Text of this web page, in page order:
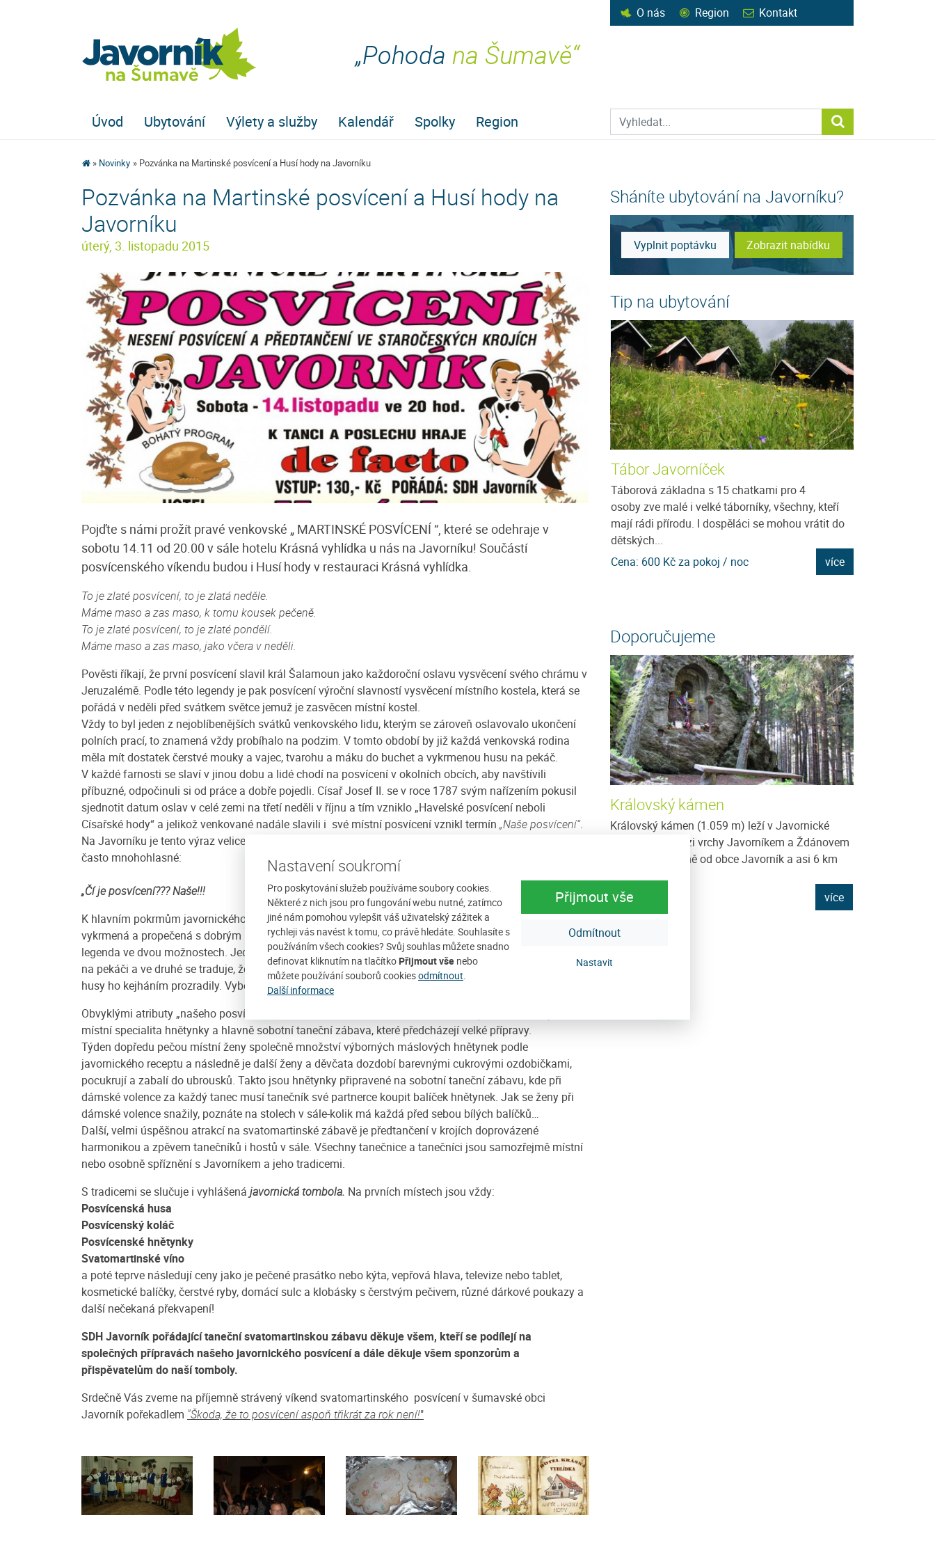
Nastavení soukromí
Pro poskytování služeb používáme soubory cookies.
Některé z nich jsou pro fungování webu nutné, zatímco
jiné nám pomohou vylepšit váš uživatelský zážitek a
rychleji vás navést k tomu, co právě hledáte. Souhlasíte s
používáním všech cookies? Svůj souhlas můžete snadno
definovat kliknutím na tlačítko Přijmout vše nebo
můžete používání souborů cookiesodmítnout
Další informace
Přijmout vše
Odmítnout
Nastavit
O nás Region Kontakt
„Pohoda na Šumavě“
Prohledat web
Úvod Ubytování Výlety a služby Kalendář Spolky Region
Novinky Pozvánka na Martinské posvícení a Husí hody na Javorníku
Pozvánka na Martinské posvícení a Husí hody na
Javorníku
úterý, 3. listopadu 2015
Pojďte s námi prožít pravé venkovské „ MARTINSKÉ POSVÍCENÍ “, které se odehraje v
sobotu 14.11 od 20.00 v sále hotelu Krásná vyhlídka u nás na Javorníku! Součástí
posvícenského víkendu budou i Husí hody v restauraci Krásná vyhlídka.
To je zlaté posvícení, to je zlatá neděle.
Máme maso a zas maso, k tomu kousek pečeně.
To je zlaté posvícení, to je zlaté pondělí.
Máme maso a zas maso, jako včera v neděli.
Pověsti říkají, že první posvícení slavil král Šalamoun jako každoroční oslavu vysvěcení svého chrámu v
Jeruzalémě. Podle této legendy je pak posvícení výroční slavností vysvěcení místního kostela, která se
pořádá v neděli před svátkem světce jemuž je zasvěcen místní kostel.
Vždy to byl jeden z nejoblíbenějších svátků venkovského lidu, kterým se zároveň oslavovalo ukončení
polních prací, to znamená vždy probíhalo na podzim. V tomto období by již každá venkovská rodina
měla mít dostatek čerstvé mouky a vajec, tvarohu a máku do buchet a vykrmenou husu na pekáč.
V každé farnosti se slaví v jinou dobu a lidé chodí na posvícení v okolních obcích, aby navštívili
příbuzné, odpočinuli si od práce a dobře pojedli. Císař Josef II. se v roce 1787 svým nařízením pokusil
sjednotit datum oslav v celé zemi na třetí neděli v říjnu a tím vzniklo „Havelské posvícení neboli
Císařské hody“ a jelikož venkované nadále slavili i své místní posvícení vznikl termín „Naše posvícení“.
Na Javorníku je tento výraz velice zakořeněný, při přípravách i v průběhu oslav můžete slyšet velice
často mnohohlasné:
„Čí je posvícení??? Naše!!!
K hlavním pokrmům javornického posvícení patří„Svatomartinská husa“, která musí být dobře
vykrmená a propečená s dobrým knedlíkem a se zelím. Spojitost mezi sv. Martinem a husou vysvětluje
legenda ve dvou možnostech. Jedna říká, že kejhání husí rušilo sv. Martina při kázání a za to teď pyká
na pekáči a ve druhé se traduje, že se Martin před svatořečením skrýval ze skromnosti v husím chlívku a
husy ho kejháním prozradily. Vyberme si…
Obvyklými atributy „našeho posvícení“jsou posvícenské koláče, martinské rohlíčky či podkovičky a
místní specialita hnětynky a hlavně sobotní taneční zábava, které předcházejí velké přípravy.
Týden dopředu pečou místní ženy společně množství výborných máslových hnětynek podle
javornického receptu a následně je další ženy a děvčata dozdobí barevnými cukrovými ozdobičkami,
pocukrují a zabalí do ubrousků. Takto jsou hnětynky připravené na sobotní taneční zábavu, kde při
dámské volence za každý tanec musí tanečník své partnerce koupit balíček hnětynek. Jak se ženy při
dámské volence snažily, poznáte na stolech v sále-kolik má každá před sebou bílých balíčků…
Další, velmi úspěšnou atrakcí na svatomartinské zábavě je předtančení v krojích doprovázené
harmonikou a zpěvem tanečníků i hostů v sále. Všechny tanečnice a tanečníci jsou samozřejmě místní
nebo osobně spříznění s Javorníkem a jeho tradicemi.
S tradicemi se slučuje i vyhlášená javornická tombola. Na prvních místech jsou vždy:
Posvícenská husa
Posvícenský koláč
Posvícenské hnětynky
Svatomartinské víno
a poté teprve následují ceny jako je pečené prasátko nebo kýta, vepřová hlava, televize nebo tablet,
kosmetické balíčky, čerstvé ryby, domácí sulc a klobásky s čerstvým pečivem, různé dárkové poukazy a
další nečekaná překvapení!
SDH Javorník pořádající taneční svatomartinskou zábavu děkuje všem, kteří se podílejí na
společných přípravách našeho javornického posvícení a dále děkuje všem sponzorům a
přispěvatelům do naší tomboly.
Srdečně Vás zveme na příjemně strávený víkend svatomartinského posvícení v šumavské obci
Javorník pořekadlem "Škoda, že to posvícení aspoň třikrát za rok není!"
Sháníte ubytování na Javorníku?
Vyplnit poptávku Zobrazit nabídku
Tip na ubytování
který prošel v roce
Dům je v mírném
více
Ubytování u Kašperů
Nabízíme ubytování v rodinném apartmánu v
krásném prostředí Šumavy. Ubytování na
Javorníku je vhodné nejen pro Vaši letní
dovolenou, kdy můžete...
Cena: 350 Kč za osobu / noc
více
Ubytování v soukromí u Mirečka
Bejčka
Javorník je dominantní kopec v nadmořské výšce
1066 m.n.m., nacházející se mezi Vimperkem a
Kašperskými horami. Okolí Javorníka poskytuje
mnoho...
Tábor Javorníček
Táborová základna s 15 chatkami pro 4
osoby zve malé i velké táborníky, všechny, kteří
mají rádi přírodu. I dospěláci se mohou vrátit do
dětských...
Cena: 600 Kč za pokoj / noc
více
Doporučujeme
Královský kámen
Královský kámen (1.059 m) leží v Javornické
pahorkatině mezi vrchy Javorníkem a Ždánovem
asi 3 km západně od obce Javorník a asi 6 km
více